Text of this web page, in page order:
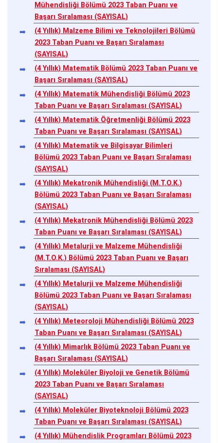
Mühendisliği Bölümü 2023 Taban Puanı ve
Başarı Sıralaması (SAYISAL)
(4 Yıllık) Malzeme Bilimi ve Teknolojileri Bölümü
2023 Taban Puanı ve Başarı Sıralaması
(SAYISAL)
(4 Yıllık) Matematik Bölümü 2023 Taban Puanı ve
Başarı Sıralaması (SAYISAL)
(4 Yıllık) Matematik Mühendisliği Bölümü 2023
Taban Puanı ve Başarı Sıralaması (SAYISAL)
(4 Yıllık) Matematik Öğretmenliği Bölümü 2023
Taban Puanı ve Başarı Sıralaması (SAYISAL)
(4 Yıllık) Matematik ve Bilgisayar Bilimleri
Bölümü 2023 Taban Puanı ve Başarı Sıralaması
(SAYISAL)
(4 Yıllık) Mekatronik Mühendisliği (M.T.O.K.)
Bölümü 2023 Taban Puanı ve Başarı Sıralaması
(SAYISAL)
(4 Yıllık) Mekatronik Mühendisliği Bölümü 2023
Taban Puanı ve Başarı Sıralaması (SAYISAL)
(4 Yıllık) Metalurji ve Malzeme Mühendisliği
(M.T.O.K.) Bölümü 2023 Taban Puanı ve Başarı
Sıralaması (SAYISAL)
(4 Yıllık) Metalurji ve Malzeme Mühendisliği
Bölümü 2023 Taban Puanı ve Başarı Sıralaması
(SAYISAL)
(4 Yıllık) Meteoroloji Mühendisliği Bölümü 2023
Taban Puanı ve Başarı Sıralaması (SAYISAL)
(4 Yıllık) Mimarlık Bölümü 2023 Taban Puanı ve
Başarı Sıralaması (SAYISAL)
(4 Yıllık) Moleküler Biyoloji ve Genetik Bölümü
2023 Taban Puanı ve Başarı Sıralaması
(SAYISAL)
(4 Yıllık) Moleküler Biyoteknoloji Bölümü 2023
Taban Puanı ve Başarı Sıralaması (SAYISAL)
(4 Yıllık) Mühendislik Programları Bölümü 2023